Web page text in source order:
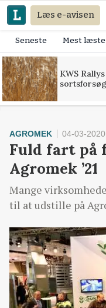
Læs e-avisen
Seneste Mest læste
KWS
AGROMEK 04-03-
Fuld fart på
Agromek ’21
Mange
til at udstille på